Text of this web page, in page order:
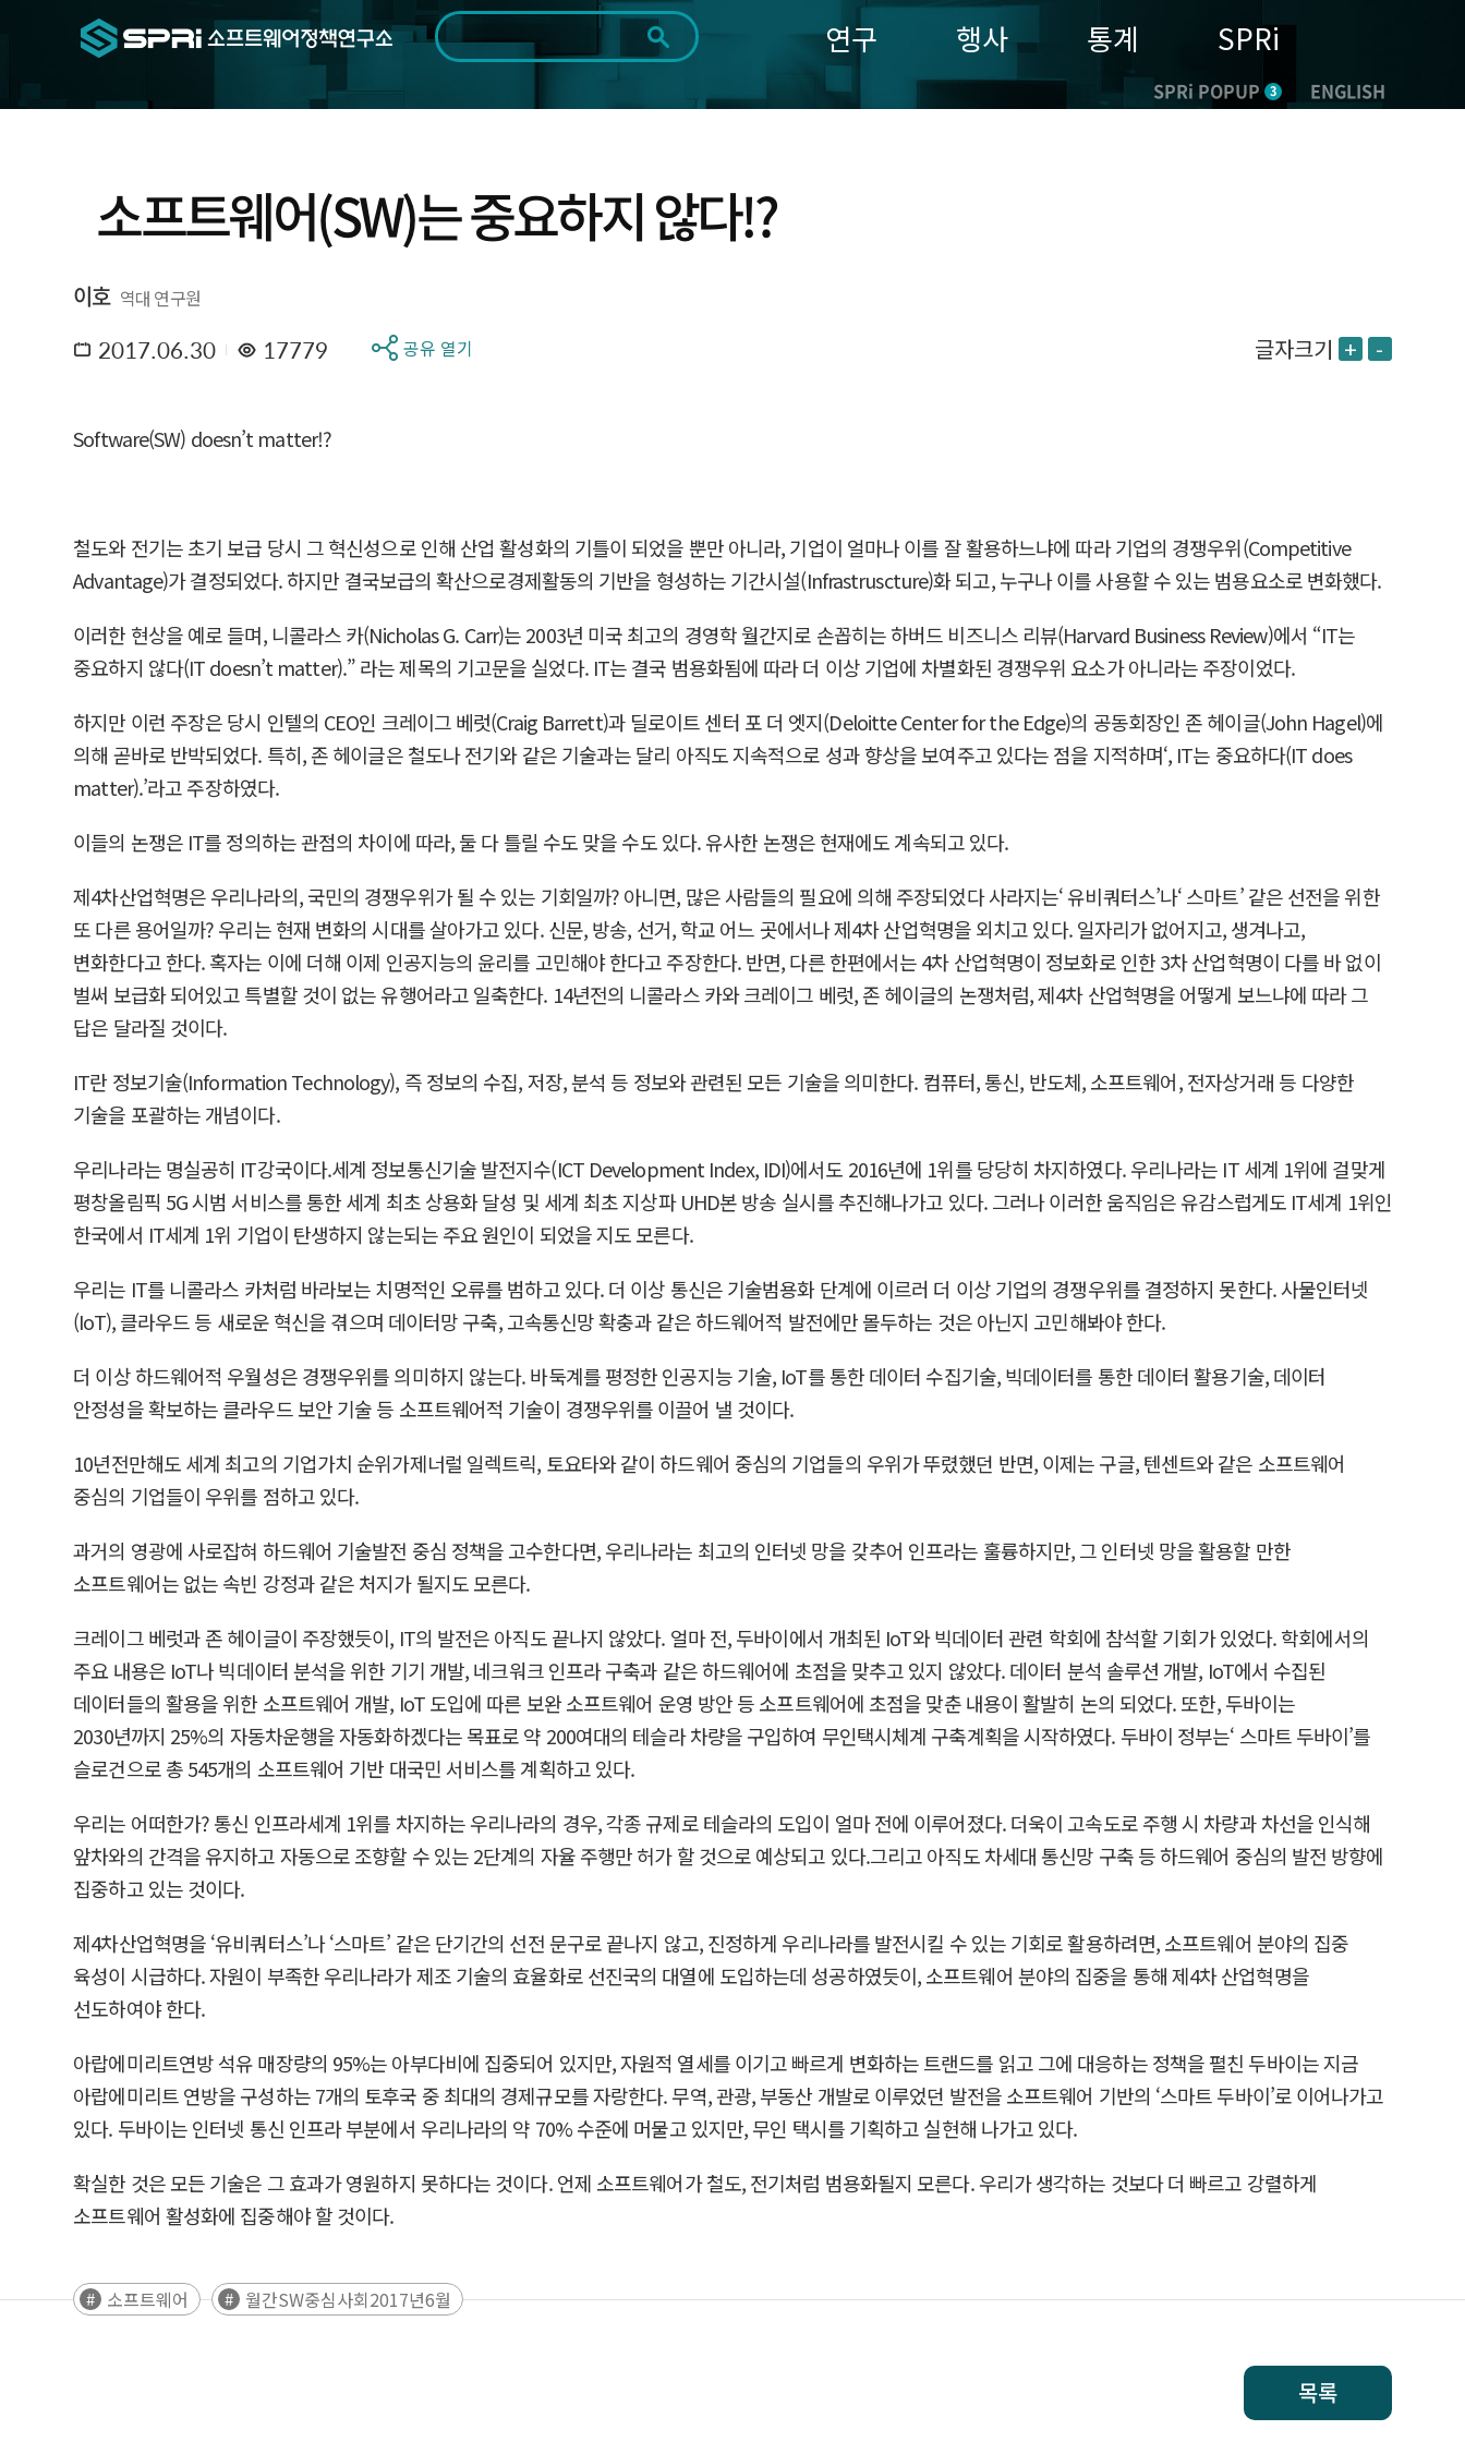
기간 전체 1일 1주 1개월 3개월 1년
일막
일
조회
연구 행사 통계 SPRi
SPRi POPUP 3 ENGLISH
소프트웨어(SW)는 중요하지 않다!?
이호 역대 연구원
2017.06.30 17779 공유 열기 글자크기 + -
Software(SW) doesn’t matter!?
철도와 전기는 초기 보급 당시 그 혁신성으로 인해 산업 활성화의 기틀이 되었을 뿐만 아니라, 기업이 얼마나 이를 잘 활용하느냐에 따라 기업의 경쟁우위(Competitive
Advantage)가 결정되었다. 하지만 결국보급의 확산으로경제활동의 기반을 형성하는 기간시설(Infrastruscture)화 되고, 누구나 이를 사용할 수 있는 범용요소로 변화했다.
이러한 현상을 예로 들며, 니콜라스 카(Nicholas G. Carr)는 2003년 미국 최고의 경영학 월간지로 손꼽히는 하버드 비즈니스 리뷰(Harvard Business Review)에서 “IT는
중요하지 않다(IT doesn’t matter).” 라는 제목의 기고문을 실었다. IT는 결국 범용화됨에 따라 더 이상 기업에 차별화된 경쟁우위 요소가 아니라는 주장이었다.
하지만 이런 주장은 당시 인텔의 CEO인 크레이그 베럿(Craig Barrett)과 딜로이트 센터 포 더 엣지(Deloitte Center for the Edge)의 공동회장인 존 헤이글(John Hagel)에
의해 곧바로 반박되었다. 특히, 존 헤이글은 철도나 전기와 같은 기술과는 달리 아직도 지속적으로 성과 향상을 보여주고 있다는 점을 지적하며‘, IT는 중요하다(IT does
matter).’라고 주장하였다.
이들의 논쟁은 IT를 정의하는 관점의 차이에 따라, 둘 다 틀릴 수도 맞을 수도 있다. 유사한 논쟁은 현재에도 계속되고 있다.
제4차산업혁명은 우리나라의, 국민의 경쟁우위가 될 수 있는 기회일까? 아니면, 많은 사람들의 필요에 의해 주장되었다 사라지는‘ 유비쿼터스’나‘ 스마트’ 같은 선전을 위한
또 다른 용어일까? 우리는 현재 변화의 시대를 살아가고 있다. 신문, 방송, 선거, 학교 어느 곳에서나 제4차 산업혁명을 외치고 있다. 일자리가 없어지고, 생겨나고,
변화한다고 한다. 혹자는 이에 더해 이제 인공지능의 윤리를 고민해야 한다고 주장한다. 반면, 다른 한편에서는 4차 산업혁명이 정보화로 인한 3차 산업혁명이 다를 바 없이
벌써 보급화 되어있고 특별할 것이 없는 유행어라고 일축한다. 14년전의 니콜라스 카와 크레이그 베럿, 존 헤이글의 논쟁처럼, 제4차 산업혁명을 어떻게 보느냐에 따라 그
답은 달라질 것이다.
IT란 정보기술(Information Technology), 즉 정보의 수집, 저장, 분석 등 정보와 관련된 모든 기술을 의미한다. 컴퓨터, 통신, 반도체, 소프트웨어, 전자상거래 등 다양한
기술을 포괄하는 개념이다.
우리나라는 명실공히 IT강국이다.세계 정보통신기술 발전지수(ICT Development Index, IDI)에서도 2016년에 1위를 당당히 차지하였다. 우리나라는 IT 세계 1위에 걸맞게
평창올림픽 5G 시범 서비스를 통한 세계 최초 상용화 달성 및 세계 최초 지상파 UHD본 방송 실시를 추진해나가고 있다. 그러나 이러한 움직임은 유감스럽게도 IT세계 1위인
한국에서 IT세계 1위 기업이 탄생하지 않는되는 주요 원인이 되었을 지도 모른다.
우리는 IT를 니콜라스 카처럼 바라보는 치명적인 오류를 범하고 있다. 더 이상 통신은 기술범용화 단계에 이르러 더 이상 기업의 경쟁우위를 결정하지 못한다. 사물인터넷
(IoT), 클라우드 등 새로운 혁신을 겪으며 데이터망 구축, 고속통신망 확충과 같은 하드웨어적 발전에만 몰두하는 것은 아닌지 고민해봐야 한다.
더 이상 하드웨어적 우월성은 경쟁우위를 의미하지 않는다. 바둑계를 평정한 인공지능 기술, IoT를 통한 데이터 수집기술, 빅데이터를 통한 데이터 활용기술, 데이터
안정성을 확보하는 클라우드 보안 기술 등 소프트웨어적 기술이 경쟁우위를 이끌어 낼 것이다.
10년전만해도 세계 최고의 기업가치 순위가제너럴 일렉트릭, 토요타와 같이 하드웨어 중심의 기업들의 우위가 뚜렸했던 반면, 이제는 구글, 텐센트와 같은 소프트웨어
중심의 기업들이 우위를 점하고 있다.
과거의 영광에 사로잡혀 하드웨어 기술발전 중심 정책을 고수한다면, 우리나라는 최고의 인터넷 망을 갖추어 인프라는 훌륭하지만, 그 인터넷 망을 활용할 만한
소프트웨어는 없는 속빈 강정과 같은 처지가 될지도 모른다.
크레이그 베럿과 존 헤이글이 주장했듯이, IT의 발전은 아직도 끝나지 않았다. 얼마 전, 두바이에서 개최된 IoT와 빅데이터 관련 학회에 참석할 기회가 있었다. 학회에서의
주요 내용은 IoT나 빅데이터 분석을 위한 기기 개발, 네크워크 인프라 구축과 같은 하드웨어에 초점을 맞추고 있지 않았다. 데이터 분석 솔루션 개발, IoT에서 수집된
데이터들의 활용을 위한 소프트웨어 개발, IoT 도입에 따른 보완 소프트웨어 운영 방안 등 소프트웨어에 초점을 맞춘 내용이 활발히 논의 되었다. 또한, 두바이는
2030년까지 25%의 자동차운행을 자동화하겠다는 목표로 약 200여대의 테슬라 차량을 구입하여 무인택시체계 구축계획을 시작하였다. 두바이 정부는‘ 스마트 두바이’를
슬로건으로 총 545개의 소프트웨어 기반 대국민 서비스를 계획하고 있다.
우리는 어떠한가? 통신 인프라세계 1위를 차지하는 우리나라의 경우, 각종 규제로 테슬라의 도입이 얼마 전에 이루어졌다. 더욱이 고속도로 주행 시 차량과 차선을 인식해
앞차와의 간격을 유지하고 자동으로 조향할 수 있는 2단계의 자율 주행만 허가 할 것으로 예상되고 있다.그리고 아직도 차세대 통신망 구축 등 하드웨어 중심의 발전 방향에
집중하고 있는 것이다.
제4차산업혁명을 ‘유비쿼터스’나 ‘스마트’ 같은 단기간의 선전 문구로 끝나지 않고, 진정하게 우리나라를 발전시킬 수 있는 기회로 활용하려면, 소프트웨어 분야의 집중
육성이 시급하다. 자원이 부족한 우리나라가 제조 기술의 효율화로 선진국의 대열에 도입하는데 성공하였듯이, 소프트웨어 분야의 집중을 통해 제4차 산업혁명을
선도하여야 한다.
아랍에미리트연방 석유 매장량의 95%는 아부다비에 집중되어 있지만, 자원적 열세를 이기고 빠르게 변화하는 트랜드를 읽고 그에 대응하는 정책을 펼친 두바이는 지금
아랍에미리트 연방을 구성하는 7개의 토후국 중 최대의 경제규모를 자랑한다. 무역, 관광, 부동산 개발로 이루었던 발전을 소프트웨어 기반의 ‘스마트 두바이’로 이어나가고
있다. 두바이는 인터넷 통신 인프라 부분에서 우리나라의 약 70% 수준에 머물고 있지만, 무인 택시를 기획하고 실현해 나가고 있다.
확실한 것은 모든 기술은 그 효과가 영원하지 못하다는 것이다. 언제 소프트웨어가 철도, 전기처럼 범용화될지 모른다. 우리가 생각하는 것보다 더 빠르고 강렬하게
소프트웨어 활성화에 집중해야 할 것이다.
소프트웨어 월간SW중심사회2017년6월
목록